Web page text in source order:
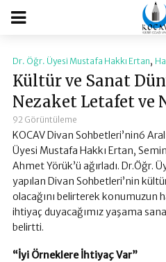
Dr. Öğr. Üyesi Mustafa Hakkı Ertan,
Kültür ve Sanat
Nezaket Letafet ve
92 Görüntüleme
KOCAV Divan Sohbetleri’nin6
Üyesi Mustafa Hakkı Ertan,
Ahmet Yörük’ü ağırladı. Dr.Öğr.
yapılan Divan Sohbetleri’nin
olacağını belirterek konumuzun
ihtiyaç duyacağımız yaşama
belirtti.
“İyi Örneklere İhtiyaç Var”